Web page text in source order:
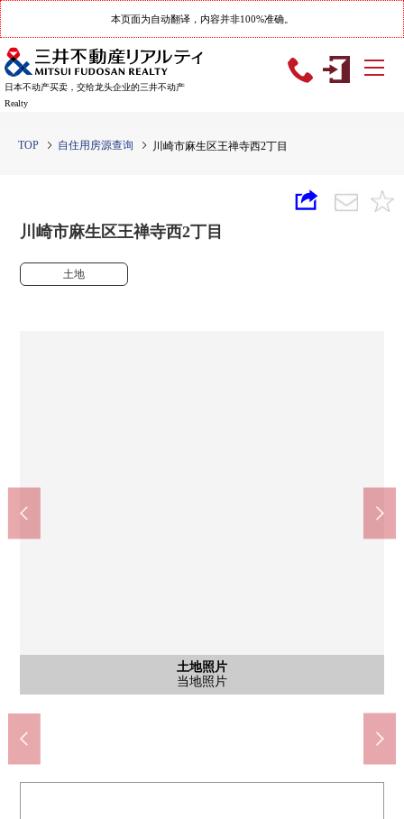
本页面为自动翻译，内容并非100%准确。
日本不动产买卖，交给龙头企业的三井不动产
Realty
TOP 自住用房源查询 川崎市麻生区王禅寺西2丁目
川崎市麻生区王禅寺西2丁目
土地
土地照片
当地照片
土地照片
当地照片
土地照片
用地里面的样子
土地照片
用地里面的样子
含有前面道路的外观
其他当地
其他当地
sanwa百合丘商店(约1020m)
AEON STYLE上麻生(约1090m)
全家便利店王禅寺西商店(约400m)
王禅寺公园(约430m)
王禅寺公园诊所(约400m)
新百合丘erumirodo(约1110m)
新百合丘opa(约1230m)
川崎市立南百合丘小学(约490m)
川崎市立长泽中学(约1000m)